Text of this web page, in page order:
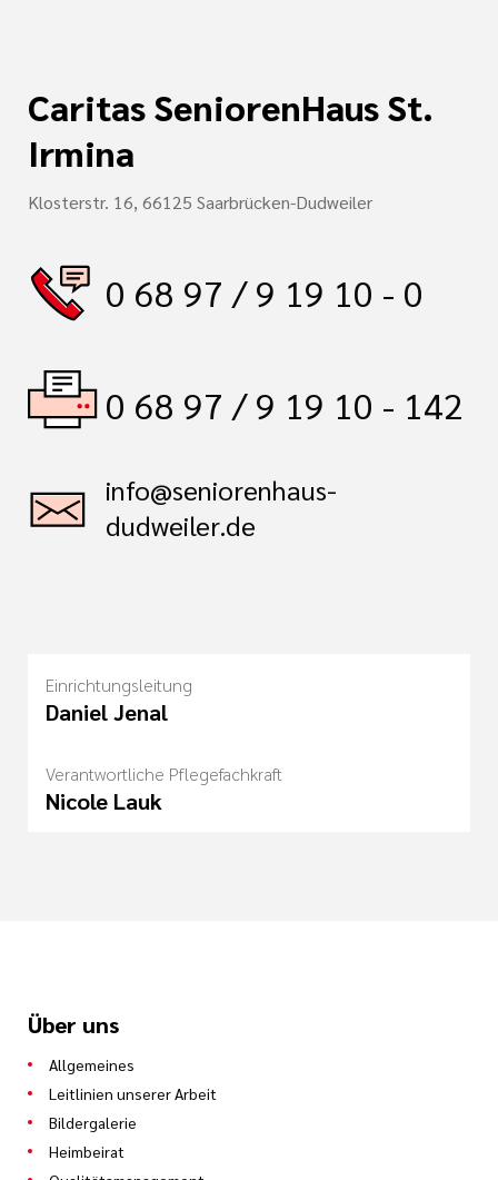
Caritas SeniorenHaus St.
Irmina
Klosterstr. 16, 66125 Saarbrücken-Dudweiler
0 68 97 / 9 19 10 - 0
0 68 97 / 9 19 10 - 142
info@seniorenhaus-
dudweiler.de
Einrichtungsleitung
Daniel Jenal
Verantwortliche Pflegefachkraft
Nicole Lauk
Über uns
Allgemeines
Leitlinien unserer Arbeit
Bildergalerie
Heimbeirat